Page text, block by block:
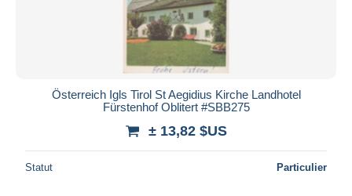
Österreich Igls Tirol St Aegidius Kirche Landhotel
Fürstenhof Oblitert #SBB275
± 13,82 $US
Statut Particulier